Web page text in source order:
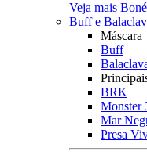
Veja mais
Buff e
Máscara
Buff
BRK
Monster
Mar
Presa